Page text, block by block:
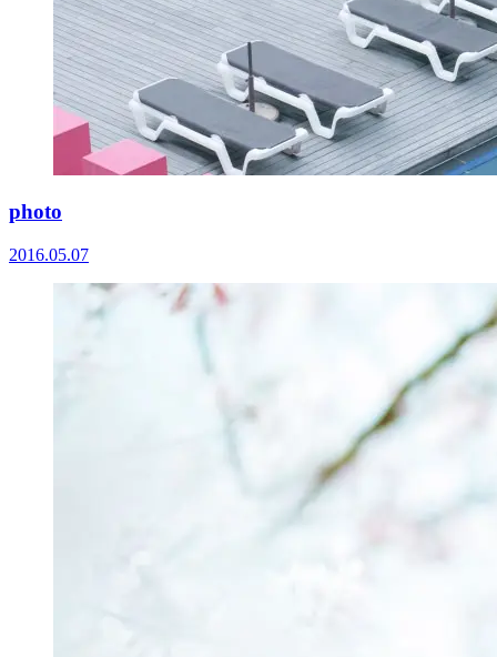
photo
2016.05.07